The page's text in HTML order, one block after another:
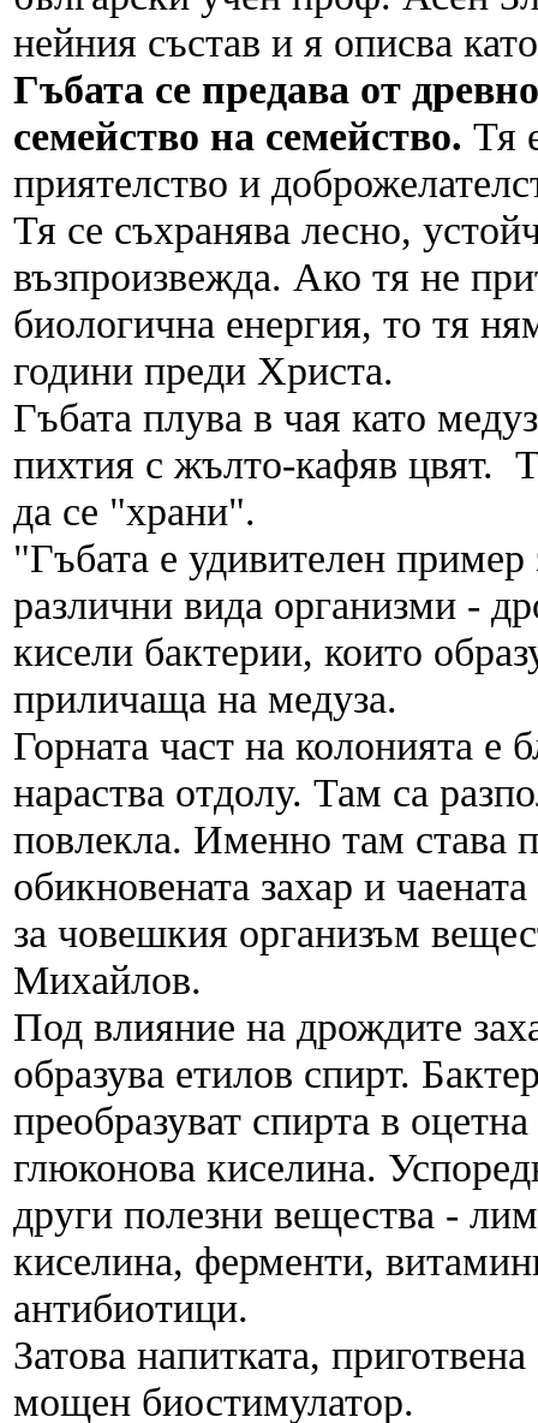
нейния състав и я описва
Гъбата се предава от
семейство на семейство. Тя
приятелство и
Тя се съхранява лесно,
възпроизвежда. Ако тя не
биологична енергия, то тя
години преди Христа.
Гъбата плува в чая като
пихтия с жълто-кафяв цвят.
да се "храни".
"Гъбата е удивителен пример
различни вида организми -
кисели бактерии, които
приличаща на медуза.
Горната част на колонията е
нараства отдолу. Там са
повлекла. Именно там става
обикновената захар и
за човешкия организъм
Михайлов.
Под влияние на дрождите
образува етилов спирт.
преобразуват спирта в
глюконова киселина.
други полезни вещества -
киселина, ферменти,
антибиотици.
Затова напитката,
мощен биостимулатор.